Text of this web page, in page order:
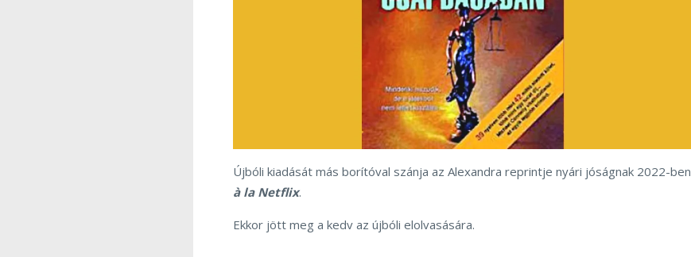
Újbóli kiadását más borítóval szánja az Alexandra reprintje nyári jóságnak 2022-ben
à la Netflix.
Ekkor jött meg a kedv az újbóli elolvasására.